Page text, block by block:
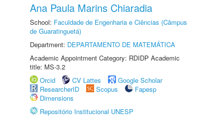
Ana Paula Marins Chiaradia
School: Faculdade de Engenharia e Ciências (Câmpus
de Guaratinguetá)
Department: DEPARTAMENTO DE MATEMÁTICA
Academic Appointment Category: RDIDP Academic
title: MS-3.2
Orcid
CV Lattes
Google Scholar
ResearcherID
Scopus
Fapesp
Dimensions
Repositório Institucional UNESP